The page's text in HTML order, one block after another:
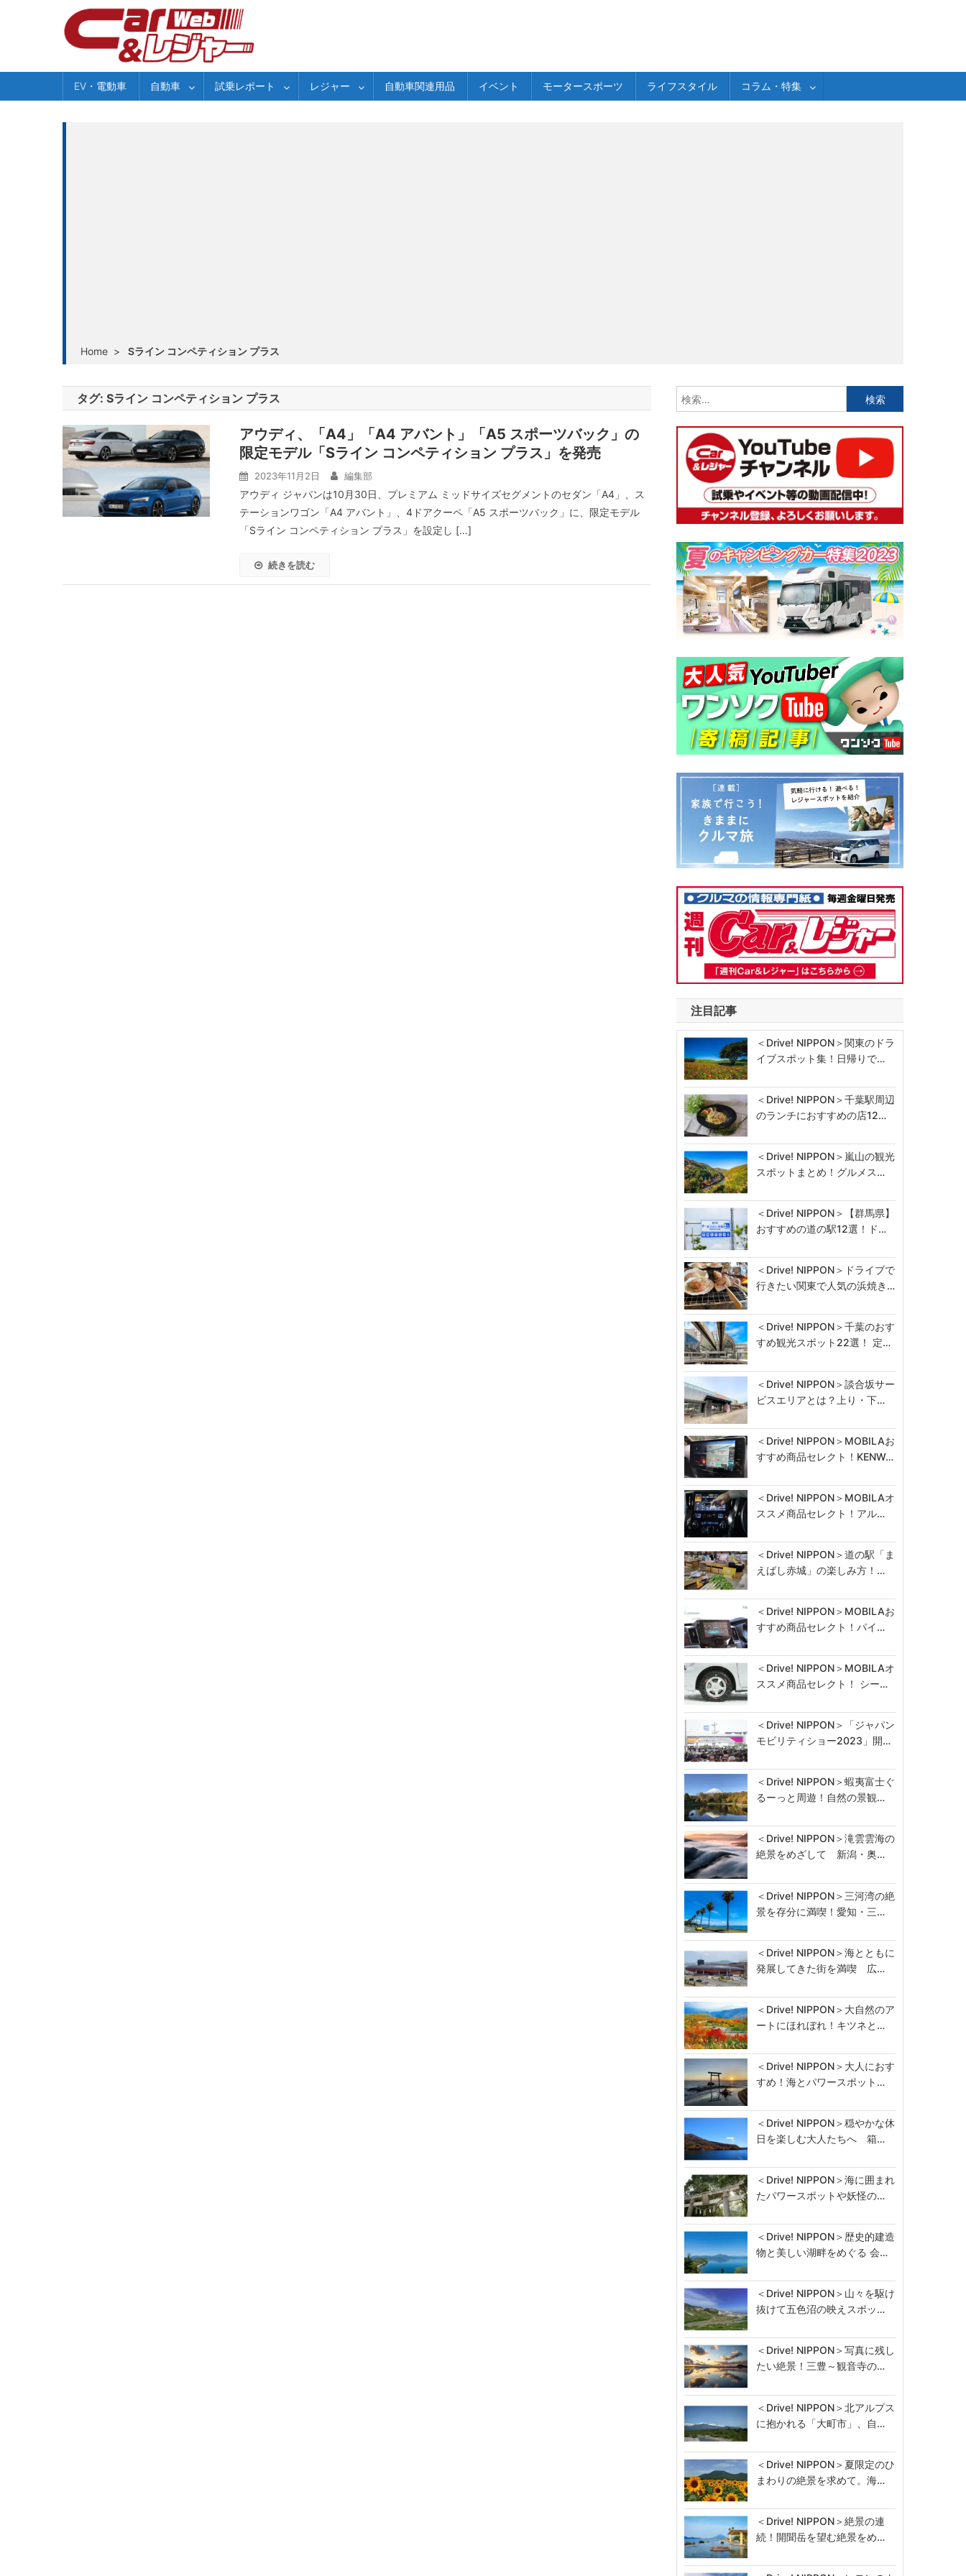
EV・電動車 自動車 試乗レポート レジャー 自動車関連用品 イベント モータースポーツ ライフスタイル コラム・特集
Home > Sライン コンペティション プラス
タグ: Sライン コンペティション プラス
アウディ、「A4」「A4 アバント」「A5 スポーツバック」の
限定モデル「Sライン コンペティション プラス」を発売
2023年11月2日 編集部
アウディ ジャパンは10月30日、プレミアム ミッドサイズセグメントのセダン「A4」、ス
テーションワゴン「A4 アバント」、4ドアクーペ「A5 スポーツバック」に、限定モデル
「Sライン コンペティション プラス」を設定し […]
続きを読む
索:
注目記事
＜Drive! NIPPON＞関東のドラ
イブスポット集！日帰りで…
＜Drive! NIPPON＞千葉駅周辺
のランチにおすすめの店12…
＜Drive! NIPPON＞嵐山の観光
スポットまとめ！グルメス…
＜Drive! NIPPON＞【群馬県】
おすすめの道の駅12選！ド…
＜Drive! NIPPON＞ドライブで
行きたい関東で人気の浜焼き…
＜Drive! NIPPON＞千葉のおす
すめ観光スポット22選！ 定…
＜Drive! NIPPON＞談合坂サー
ビスエリアとは？上り・下…
＜Drive! NIPPON＞MOBILAお
すすめ商品セレクト！KENW…
＜Drive! NIPPON＞MOBILAオ
ススメ商品セレクト！アル…
＜Drive! NIPPON＞道の駅「ま
えばし赤城」の楽しみ方！…
＜Drive! NIPPON＞MOBILAお
すすめ商品セレクト！パイ…
＜Drive! NIPPON＞MOBILAオ
ススメ商品セレクト！ シー…
＜Drive! NIPPON＞「ジャパン
モビリティショー2023」開…
＜Drive! NIPPON＞蝦夷富士ぐ
るーっと周遊！自然の景観…
＜Drive! NIPPON＞滝雲雲海の
絶景をめざして 新潟・奥…
＜Drive! NIPPON＞三河湾の絶
景を存分に満喫！愛知・三…
＜Drive! NIPPON＞海とともに
発展してきた街を満喫 広…
＜Drive! NIPPON＞大自然のア
ートにほれぼれ！キツネと…
＜Drive! NIPPON＞大人におす
すめ！海とパワースポット…
＜Drive! NIPPON＞穏やかな休
日を楽しむ大人たちへ 箱…
＜Drive! NIPPON＞海に囲まれ
たパワースポットや妖怪の…
＜Drive! NIPPON＞歴史的建造
物と美しい湖畔をめぐる 会…
＜Drive! NIPPON＞山々を駆け
抜けて五色沼の映えスポッ…
＜Drive! NIPPON＞写真に残し
たい絶景！三豊～観音寺の…
＜Drive! NIPPON＞北アルプス
に抱かれる「大町市」、自…
＜Drive! NIPPON＞夏限定のひ
まわりの絶景を求めて。海…
＜Drive! NIPPON＞絶景の連
続！開聞岳を望む絶景をめ…